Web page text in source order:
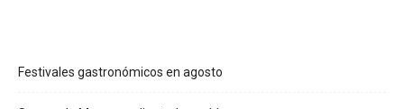
Festivales gastronómicos en agosto